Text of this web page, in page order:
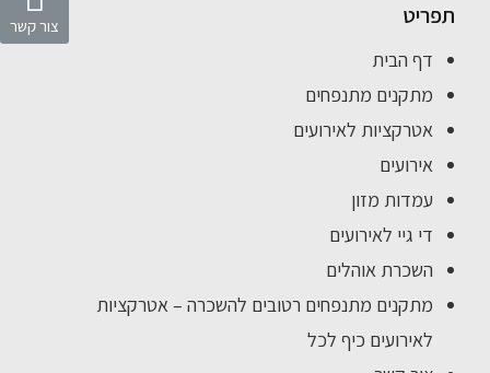
צור קשר תפריט
דף הבית
מתקנים מתנפחים
אטרקציות לאירועים
אירועים
עמדות מזון
די גיי לאירועים
השכרת אוהלים
מתקנים מתנפחים רטובים להשכרה – אטרקציות
לאירועים כיף לכל